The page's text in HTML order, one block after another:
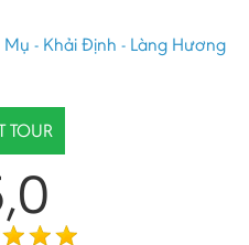
- Khải Định - Làng Hương
TOUR